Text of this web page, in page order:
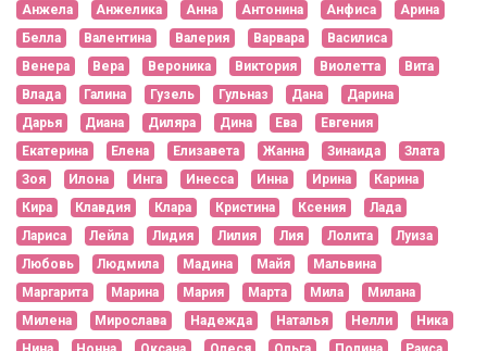
Анжела
Анжелика Анна Антонина Анфиса
Арина
Белла
Валентина Валерия Варвара
Василиса
Венера
Вера Вероника Виктория Виолетта
Вита
Влада
Галина Гузель Гульназ Дана
Дарина
Дарья
Диана Диляра Дина Ева
Евгения
Екатерина
Елена Елизавета Жанна Зинаида
Злата
Зоя
Илона Инга Инесса Инна Ирина
Карина
Кира
Клавдия Клара Кристина Ксения
Лада
Лариса
Лейла Лидия Лилия Лия Лолита
Луиза
Любовь
Людмила Мадина Майя
Мальвина
Маргарита
Марина Мария Марта Мила
Милана
Милена
Мирослава Надежда Наталья Нелли
Ника